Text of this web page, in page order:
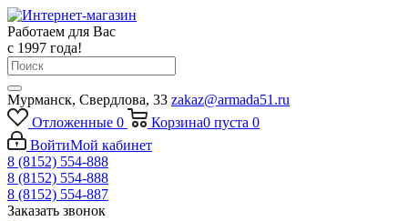
Работаем для Вас
с 1997 года!
Мурманск, Свердлова, 33 zakaz@armada51.ru
Отложенные 0 Корзина0 пуста 0
ВойтиМой кабинет
8 (8152) 554-888
8 (8152) 554-888
8 (8152) 554-887
Заказать звонок